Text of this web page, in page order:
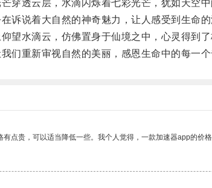
透云层，水滴闪烁着七彩光芒，犹如天空中
说着大自然的神奇魅力，让人感受到生命的
水滴云，仿佛置身于仙境之中，心灵得到了
重新审视自然的美丽，感恩生命中的每一个
点贵，可以适当降低一些。我个人觉得，一款加速器app的价